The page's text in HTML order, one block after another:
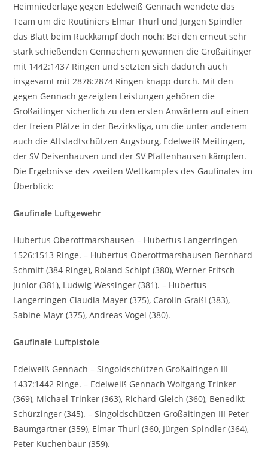
Heimniederlage gegen Edelweiß Gennach wendete das
Team um die Routiniers Elmar Thurl und Jürgen Spindler
das Blatt beim Rückkampf doch noch: Bei den erneut sehr
stark schießenden Gennachern gewannen die Großaitinger
mit 1442:1437 Ringen und setzten sich dadurch auch
insgesamt mit 2878:2874 Ringen knapp durch. Mit den
gegen Gennach gezeigten Leistungen gehören die
Großaitinger sicherlich zu den ersten Anwärtern auf einen
der freien Plätze in der Bezirksliga, um die unter anderem
auch die Altstadtschützen Augsburg, Edelweiß Meitingen,
der SV Deisenhausen und der SV Pfaffenhausen kämpfen.
Die Ergebnisse des zweiten Wettkampfes des Gaufinales im
Überblick:
Gaufinale Luftgewehr
Hubertus Oberottmarshausen – Hubertus Langerringen
1526:1513 Ringe. – Hubertus Oberottmarshausen Bernhard
Schmitt (384 Ringe), Roland Schipf (380), Werner Fritsch
junior (381), Ludwig Wessinger (381). – Hubertus
Langerringen Claudia Mayer (375), Carolin Graßl (383),
Sabine Mayr (375), Andreas Vogel (380).
Gaufinale Luftpistole
Edelweiß Gennach – Singoldschützen Großaitingen III
1437:1442 Ringe. – Edelweiß Gennach Wolfgang Trinker
(369), Michael Trinker (363), Richard Gleich (360), Benedikt
Schürzinger (345). – Singoldschützen Großaitingen III Peter
Baumgartner (359), Elmar Thurl (360, Jürgen Spindler (364),
Peter Kuchenbaur (359).